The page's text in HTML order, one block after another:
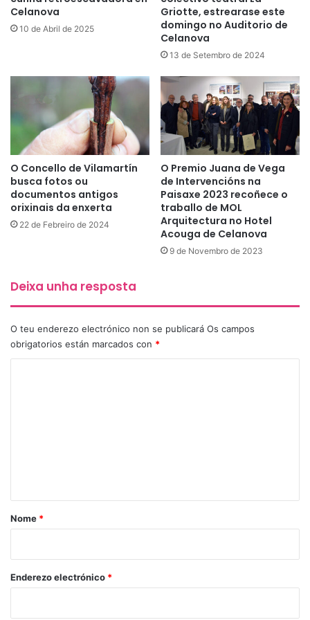
Celanova
10 de Abril de 2025
Griotte, estrearase este
domingo no Auditorio de
Celanova
13 de Setembro de 2024
O Concello de Vilamartín
busca fotos ou
documentos antigos
orixinais da enxerta
22 de Febreiro de 2024
O Premio Juana de Vega
de Intervencións na
Paisaxe 2023 recoñece o
traballo de MOL
Arquitectura no Hotel
Acouga de Celanova
9 de Novembro de 2023
Deixa unha resposta
O teu enderezo electrónico non se publicará Os campos
obrigatorios están marcados con *
r
*
Nome *
Enderezo electrónico *